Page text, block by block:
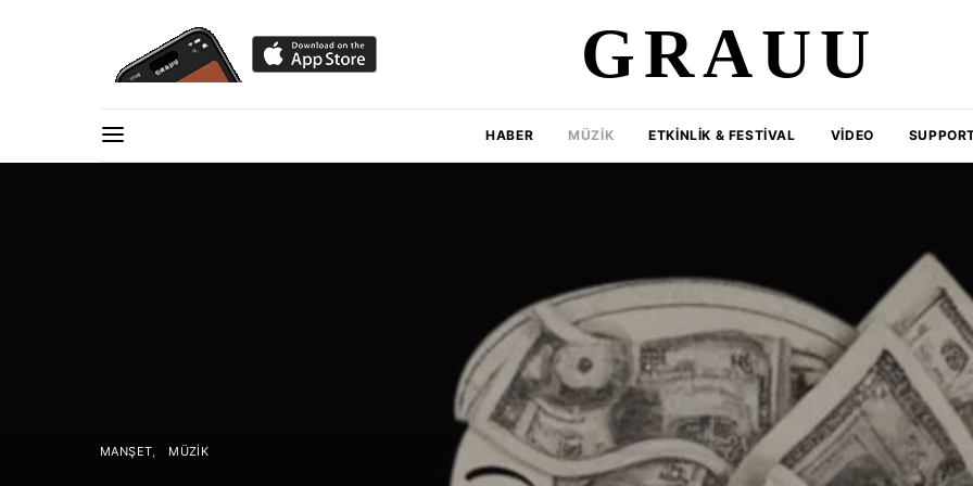
GRAUU
HABER MÜZIK ETKINLIK & FESTIVAL VIDEO
MANŞET MÜZIK